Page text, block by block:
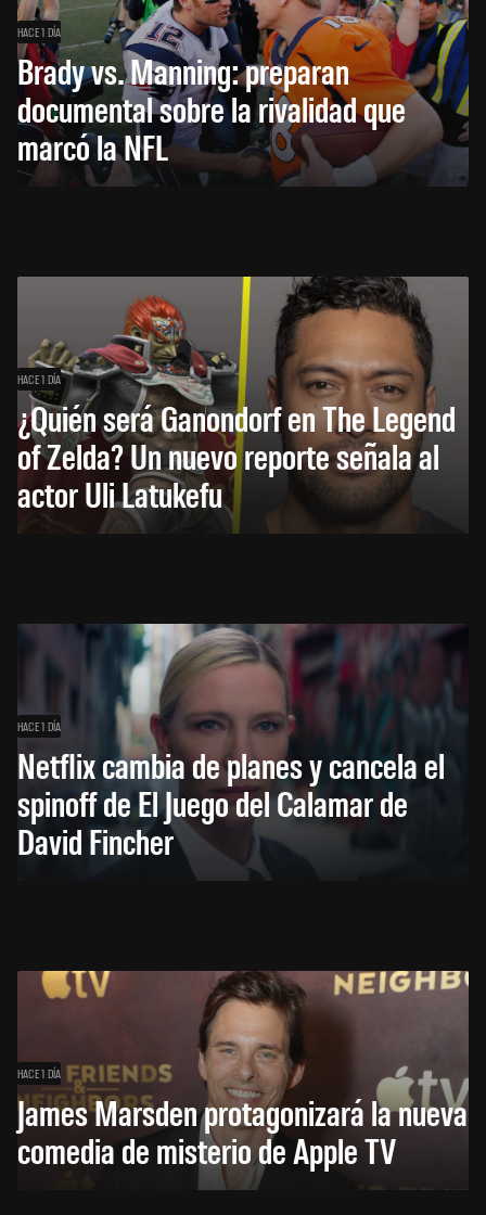
HACE 1 DÍA
Brady vs. Manning: preparan
documental sobre la rivalidad que
marcó la NFL
HACE 1 DÍA
¿Quién será Ganondorf en The Legend
of Zelda? Un nuevo reporte señala al
actor Uli Latukefu
HACE 1 DÍA
Netflix cambia de planes y cancela el
spinoff de El Juego del Calamar de
David Fincher
HACE 1 DÍA
James Marsden protagonizará la nueva
comedia de misterio de Apple TV